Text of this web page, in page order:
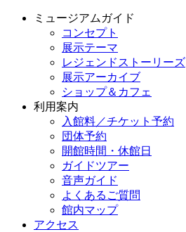
ミュージアムガイド
コンセプト
展示テーマ
レジェンドストーリーズ
展示アーカイブ
ショップ＆カフェ
利用案内
入館料／チケット予約
団体予約
開館時間・休館日
ガイドツアー
音声ガイド
よくあるご質問
館内マップ
アクセス